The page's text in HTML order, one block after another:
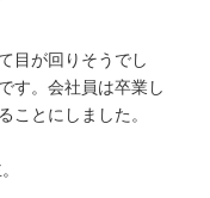
目が回りそうでし
す。会社員は卒業し
ことにしました。